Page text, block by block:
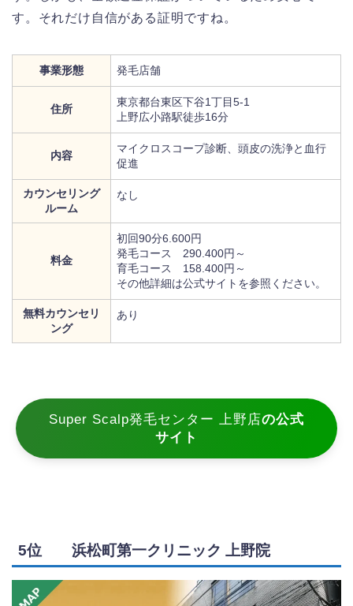
す。それだけ自信がある証明ですね。
事業形態 発毛店舗
住所
東京都台東区下谷1丁目5-1
上野広小路駅徒歩16分
内容
マイクロスコープ診断、頭皮の洗浄と血行
促進
カウンセリング
ルーム
なし
料金
初回90分6.600円
発毛コース 290.400円～
育毛コース 158.400円～
その他詳細は公式サイトを参照ください。
無料カウンセリ
ング
あり
Super Scalp発毛センター 上野店の公式
サイト
5位 浜松町第一クリニック 上野院